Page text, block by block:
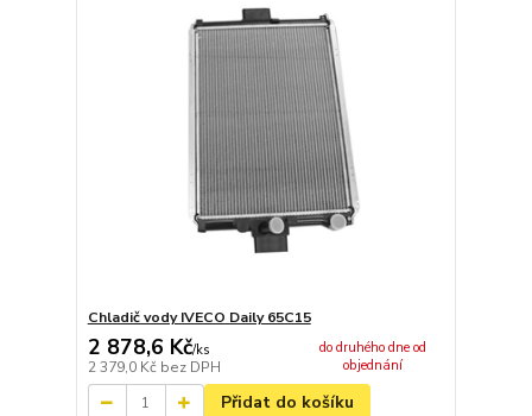
Chladič vody IVECO Daily 65C15
2 878,6 Kč/ks
2 379,0 Kč bez DPH
do druhého dne od
objednání
Přidat do košíku